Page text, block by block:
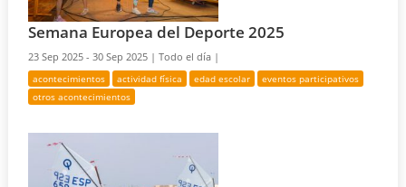
Semana Europea del Deporte 2025
23 Sep 2025 - 30 Sep 2025 |Todo el día |
acontecimientos actividad física edad escolar
eventos participativos
otros acontecimientos